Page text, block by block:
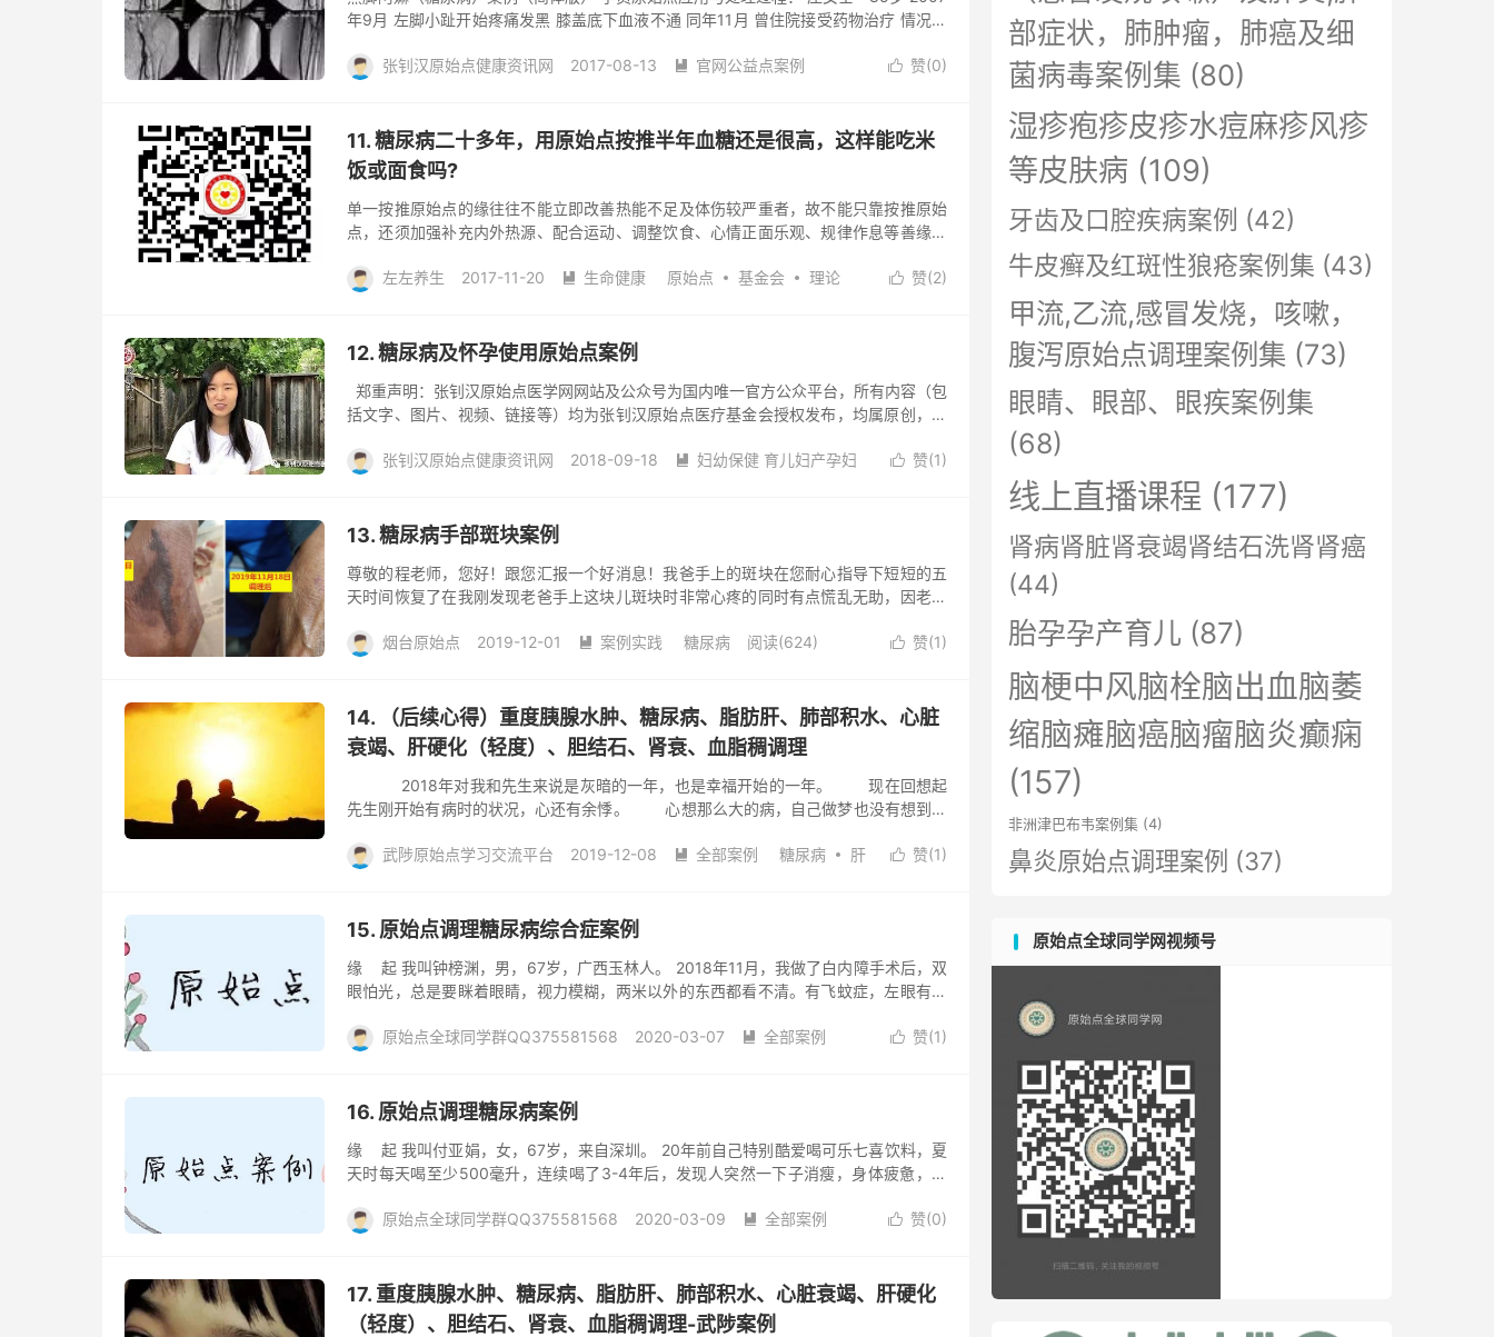
年9月 左脚小趾开始疼痛发黑 膝盖底下血液不通 同年11月 曾住院接受药物治疗 情况稍
患及家属不同意 经过原始点疗法的处理后 阿嬷的脚血液恢复通顺 只截掉组织坏死的脚
试过各种热源 后来发现红豆的保热效果好 可以重复使用 而且加热便利 因此发展出整
套温敷红豆袋 郑重声明：张钊汉原始点健康资讯网网站及...
 赞(0)
张钊汉原始点健康资讯网 2017-08-13 
官网公益点案例
11. 糖尿病二十多年，用原始点按推半年血糖还是很高​​，这样能吃米
饭或面食吗?
单一按推原始点的缘往往不能立即改善热能不足及体伤较严重者，故不能只靠按推原始
点，还须加强补充内外热源、配合运动、调整饮食、心情正面乐观、规律作息等善缘，
料，如姜、胡椒、辣椒等食材（但以其能接受的辣度为准），这样对改善体质的因才会
值；反之，若用寒凉药控制血糖，血糖值即使下降了，但见其体力却不佳，又常有不舒
 赞(2)
左左养生 2017-11-20  生命健康 原始点 基金会
理论
12. 糖尿病及怀孕使用原始点案例
郑重声明：张钊汉原始点医学网网站及公众号为国内唯一官方公众平台，所有内容（包
括文字、图片、视频、链接等）均为张钊汉原始点医疗基金会授权发布，均属原创，其
止使用，不再更新，敬请关注本公众号。 点击本文左下角蓝色字“阅读原文”登录腾讯视
接：链接：https://pan.baidu.com/s/1Yw2fVMRf49lvoDAooowvVQ 密码：o1jf 关注
 赞(1)
张钊汉原始点健康资讯网 2018-09-18  妇幼保健 育儿妇产孕妇
13. 糖尿病手部斑块案例
尊敬的程老师，您好！跟您汇报一个好消息！我爸手上的斑块在您耐心指导下短短的五
天时间恢复了在我刚发现老爸手上这块儿斑块时非常心疼的同时有点慌乱无助，因老人
的，赶紧去医院检查进行及时治疗...以免以后截肢...（女儿当时跟医生聊天内容截图发
马给老父亲寄回家姜素和暖贴，没想到第五天就恢复了（本月的14号开始内外温敷，这
是我18号回家拍的照片）感恩 感恩 感恩您！烟台因为有...
 赞(1)
烟台原始点 2019-12-01  案例实践 糖尿病
阅读(624)
14. （后续心得）重度胰腺水肿、糖尿病、脂肪肝、肺部积水、心脏
衰竭、肝硬化（轻度）、胆结石、肾衰、血脂稠调理
2018年对我和先生来说是灰暗的一年，也是幸福开始的一年。 现在回想起
先生刚开始有病时的状况，心还有余悸。 心想那么大的病，自己做梦也没有想到一
难治，回望经历，反而觉得比起在医院的治疗简单多了。 老天以这种方式把原始点
 赞(1)
武陟原始点学习交流平台 2019-12-08  全部案例 糖尿病
肝
15. 原始点调理糖尿病综合症案例
缘 起 我叫钟榜渊，男，67岁，广西玉林人。 2018年11月，我做了白内障手术后，双
眼怕光，总是要眯着眼睛，视力模糊，两米以外的东西都看不清。有飞蚊症，左眼有两
2016年6月开始，每天注射三次胰岛素，每次15个单位，一天45个单位。十年的肩周炎
2019年7月25日，女儿在朋友的介绍下，带我来到佛山原始点爱心公益中心（以下简称
 赞(1)
原始点全球同学群QQ375581568 2020-03-07  全部案例
16. 原始点调理糖尿病案例
缘 起 我叫付亚娟，女，67岁，来自深圳。 20年前自己特别酷爱喝可乐七喜饮料，夏
天时每天喝至少500毫升，连续喝了3-4年后，发现人突然一下子消瘦，身体疲惫，头
繁。到当地医院检查出是二型糖尿病，以后得天天吃药控制，不行时还得打针。得了这
女儿就抱着试试的心态，带我来调理。 来中心前的治疗历程 查出糖尿病后，打胰岛素打
了1年便停用了。这些年来并发症发生过两次， 血糖值都在...
 赞(0)
原始点全球同学群QQ375581568 2020-03-09  全部案例
17. 重度胰腺水肿、糖尿病、脂肪肝、肺部积水、心脏衰竭、肝硬化
（轻度）、胆结石、肾衰、血脂稠调理-武陟案例
部症状，肺肿瘤，肺癌及细
菌病毒案例集 (80)
湿疹疱疹皮疹水痘麻疹风疹
等皮肤病 (109)
牙齿及口腔疾病案例 (42)
牛皮癣及红斑性狼疮案例集 (43)
甲流,乙流,感冒发烧，咳嗽，
腹泻原始点调理案例集 (73)
眼睛、眼部、眼疾案例集
(68)
线上直播课程 (177)
肾病肾脏肾衰竭肾结石洗肾肾癌
(44)
胎孕孕产育儿 (87)
脑梗中风脑栓脑出血脑萎
缩脑瘫脑癌脑瘤脑炎癫痫
(157)
非洲津巴布韦案例集 (4)
鼻炎原始点调理案例 (37)
原始点全球同学网视频号